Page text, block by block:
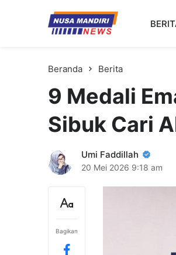
Kampus Digital
Universitas Nusa Mandiri
Beranda Berita
9 Medali
Sibuk Cari
Umi Faddillah
20 Mei 2026 9:18 am
Bagikan